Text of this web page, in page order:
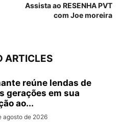
Assista ao RESENHA PVT
com Joe moreira
ARTICLES
reúne lendas de
gerações em sua
ao...
agosto de 2026